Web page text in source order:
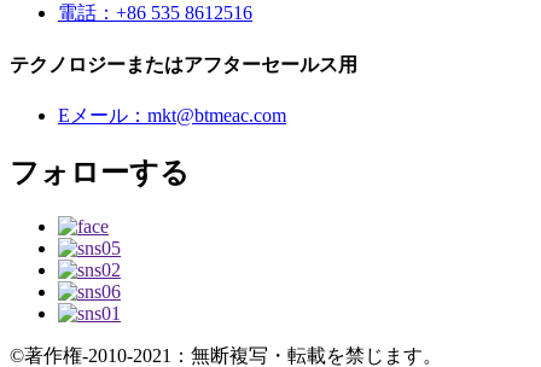
電話： +86 535 8612516
テクノロジーまたはアフターセールス用
Eメール： mkt@btmeac.com
フォローする
©著作権-2010-2021：無断複写・転載を禁じます。